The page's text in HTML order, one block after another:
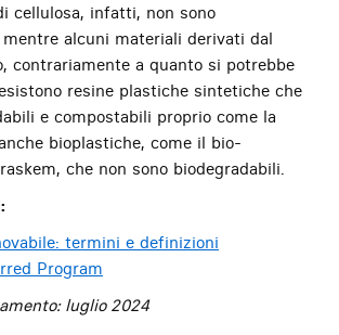
cellulosa, infatti, non sono
mentre alcuni materiali derivati dal
contrariamente a quanto si potrebbe
resine plastiche sintetiche che
e compostabili proprio come la
bioplastiche, come il bio-
che non sono biodegradabili.
termini e definizioni
Program
luglio 2024